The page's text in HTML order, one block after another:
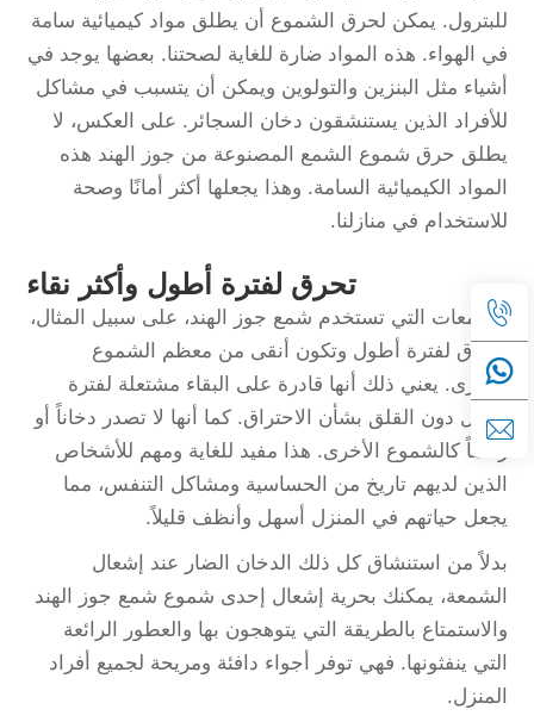
للبترول. يمكن لحرق الشموع أن يطلق مواد كيميائية سامة
في الهواء. هذه المواد ضارة للغاية لصحتنا. بعضها يوجد في
أشياء مثل البنزين والتولوين ويمكن أن يتسبب في مشاكل
للأفراد الذين يستنشقون دخان السجائر. على العكس، لا
يطلق حرق شموع الشمع المصنوعة من جوز الهند هذه
المواد الكيميائية السامة. وهذا يجعلها أكثر أمانًا وصحة
للاستخدام في منازلنا.
تحرق لفترة أطول وأكثر نقاء
الشمعات التي تستخدم شمع جوز الهند، على سبيل المثال،
تحترق لفترة أطول وتكون أنقى من معظم الشموع
الأخرى. يعني ذلك أنها قادرة على البقاء مشتعلة لفترة
أطول دون القلق بشأن الاحتراق. كما أنها لا تصدر دخاناً أو
ركاماً كالشموع الأخرى. هذا مفيد للغاية ومهم للأشخاص
الذين لديهم تاريخ من الحساسية ومشاكل التنفس، مما
يجعل حياتهم في المنزل أسهل وأنظف قليلاً.
بدلاً من استنشاق كل ذلك الدخان الضار عند إشعال
الشمعة، يمكنك بحرية إشعال إحدى شموع شمع جوز الهند
والاستمتاع بالطريقة التي يتوهجون بها والعطور الرائعة
التي ينفثونها. فهي توفر أجواء دافئة ومريحة لجميع أفراد
المنزل.